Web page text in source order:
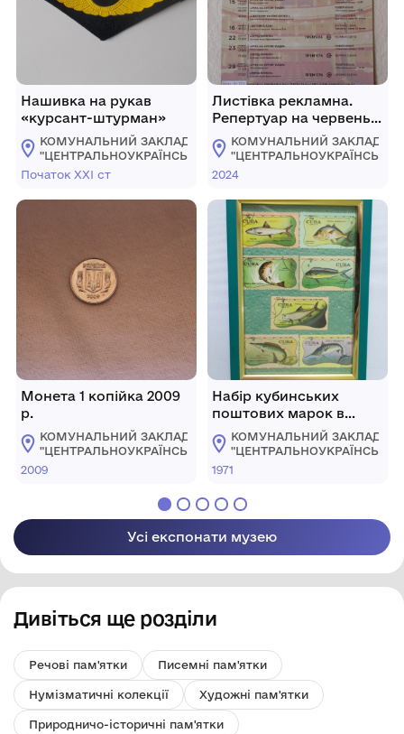
Нашивка на рукав
«курсант-штурман»
КОМУНАЛЬНИЙ ЗАКЛАД
"ЦЕНТРАЛЬНОУКРАЇНСЬКИЙ
ОБЛАСНИЙ КРАЄЗНАВЧИЙ
Початок ХХІ ст
Монета 1 копійка 2009
р.
КОМУНАЛЬНИЙ ЗАКЛАД
"ЦЕНТРАЛЬНОУКРАЇНСЬКИЙ
ОБЛАСНИЙ КРАЄЗНАВЧИЙ
2009
Листівка рекламна.
Репертуар на червень
2024 року
Кіровоградського
академічного
українського музично-
драматичного театру
імені М.
Кропивницького
КОМУНАЛЬНИЙ ЗАКЛАД
"ЦЕНТРАЛЬНОУКРАЇНСЬКИЙ
ОБЛАСНИЙ КРАЄЗНАВЧИЙ
2024
Набір кубинських
поштових марок в
рамці
КОМУНАЛЬНИЙ ЗАКЛАД
"ЦЕНТРАЛЬНОУКРАЇНСЬКИЙ
ОБЛАСНИЙ КРАЄЗНАВЧИЙ
1971
Усі експонати музею
Дивіться ще розділи
Речові пам'ятки Писемні пам'ятки
Нумізматичні колекції Художні пам'ятки
Природничо-історичні пам'ятки